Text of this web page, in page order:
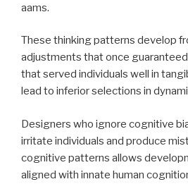
aams.
These thinking patterns develop
adjustments that once guaranteed
that served individuals well in
lead to inferior selections in
Designers who ignore cognitive
irritate individuals and produce
cognitive patterns allows
aligned with innate human